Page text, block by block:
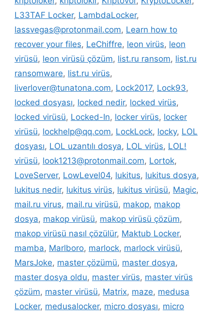
L33TAF Locker, LambdaLocker,
lassvegas@protonmail.com, Learn how to
recover your files, LeChiffre, leon virüs, leon
virüsü, leon virüsü çözüm, list.ru ransom, list.ru
ransomware, list.ru virüs,
liverlover@tunatona.com, Lock2017, Lock93,
locked dosyası, locked nedir, locked virüs,
locked virüsü, Locked-In, locker virüs, locker
virüsü, lockhelp@qq.com, LockLock, locky, LOL
dosyası, LOL uzantılı dosya, LOL virüs, LOL!
virüsü, look1213@protonmail.com, Lortok,
LoveServer, LowLevel04, lukitus, lukitus dosya,
lukitus nedir, lukitus virüs, lukitus virüsü, Magic,
mail.ru virus, mail.ru virüsü, makop, makop
dosya, makop virüsü, makop virüsü çözüm,
makop virüsü nasıl çözülür, Maktub Locker,
mamba, Marlboro, marlock, marlock virüsü,
MarsJoke, master çözümü, master dosya,
master dosya oldu, master virüs, master virüs
çözüm, master virüsü, Matrix, maze, medusa
Locker, medusalocker, micro dosyası, micro